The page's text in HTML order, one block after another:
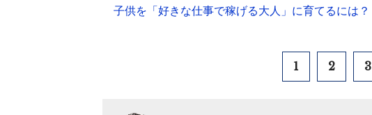
子供を「好きな仕事で稼げる大人」に育てるには？
1 2 3